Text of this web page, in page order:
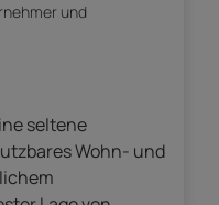
und
seltene
Wohn- und